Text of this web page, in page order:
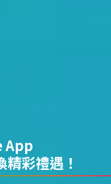
App
彩禮遇！